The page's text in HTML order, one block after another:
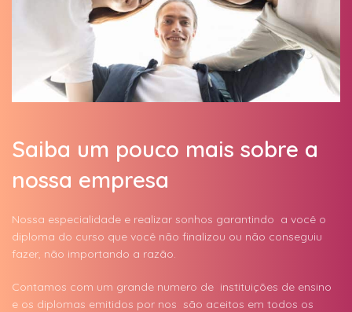
Saiba um pouco mais sobre a
nossa empresa
Nossa especialidade e realizar sonhos garantindo a você o
diploma do curso que você não finalizou ou não conseguiu
fazer, não importando a razão.
Contamos com um grande numero de instituições de ensino
e os diplomas emitidos por nos são aceitos em todos os